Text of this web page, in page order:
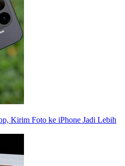
Kirim Foto ke iPhone Jadi Lebih